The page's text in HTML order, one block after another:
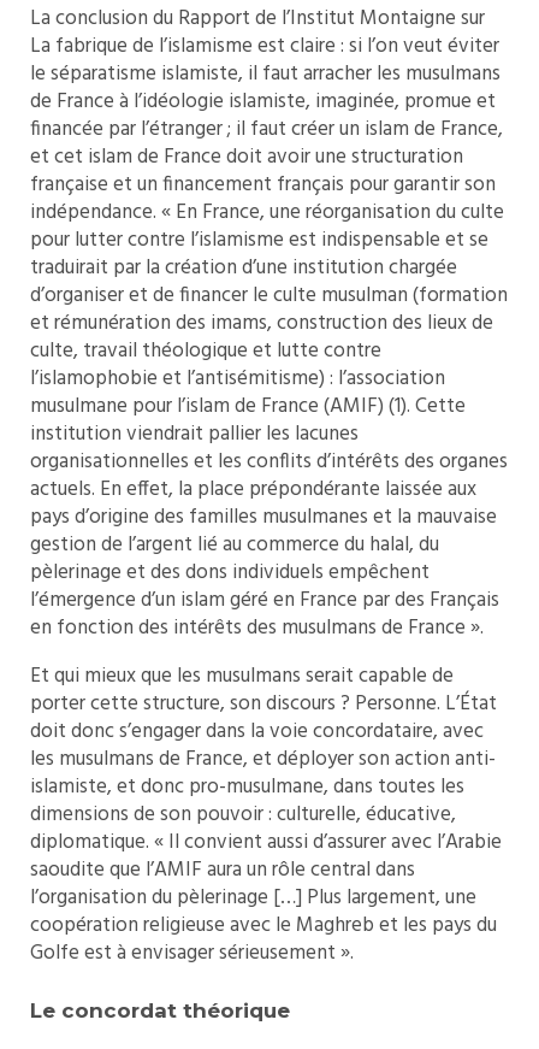
La conclusion du Rapport de l’Institut Montaigne sur
La fabrique de l’islamisme est claire : si l’on veut éviter
le séparatisme islamiste, il faut arracher les musulmans
de France à l’idéologie islamiste, imaginée, promue et
financée par l’étranger ; il faut créer un islam de France,
et cet islam de France doit avoir une structuration
française et un financement français pour garantir son
indépendance. « En France, une réorganisation du culte
pour lutter contre l’islamisme est indispensable et se
traduirait par la création d’une institution chargée
d’organiser et de financer le culte musulman (formation
et rémunération des imams, construction des lieux de
culte, travail théologique et lutte contre
l’islamophobie et l’antisémitisme) : l’association
musulmane pour l’islam de France (AMIF) (1). Cette
institution viendrait pallier les lacunes
organisationnelles et les conflits d’intérêts des organes
actuels. En effet, la place prépondérante laissée aux
pays d’origine des familles musulmanes et la mauvaise
gestion de l’argent lié au commerce du halal, du
pèlerinage et des dons individuels empêchent
l’émergence d’un islam géré en France par des Français
en fonction des intérêts des musulmans de France ».
Et qui mieux que les musulmans serait capable de
porter cette structure, son discours ? Personne. L’État
doit donc s’engager dans la voie concordataire, avec
les musulmans de France, et déployer son action anti-
islamiste, et donc pro-musulmane, dans toutes les
dimensions de son pouvoir : culturelle, éducative,
diplomatique. « Il convient aussi d’assurer avec l’Arabie
saoudite que l’AMIF aura un rôle central dans
l’organisation du pèlerinage […] Plus largement, une
coopération religieuse avec le Maghreb et les pays du
Golfe est à envisager sérieusement ».
Le concordat théorique